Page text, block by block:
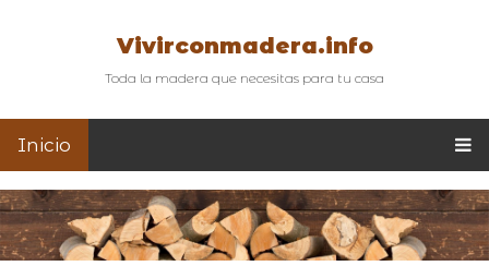
Vivirconmadera.info
Toda la madera que necesitas para tu casa
Inicio